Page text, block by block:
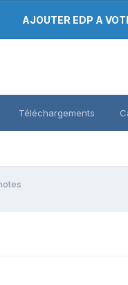
AJOUTER EDP A
Téléchargements